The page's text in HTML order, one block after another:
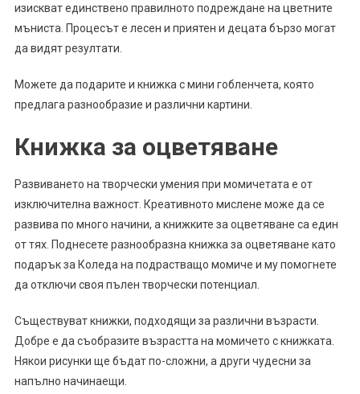
изискват единствено правилното подреждане на цветните
мъниста. Процесът е лесен и приятен и децата бързо могат
да видят резултати.
Можете да подарите и книжка с мини гобленчета, която
предлага разнообразие и различни картини.
Книжка за оцветяване
Развиването на творчески умения при момичетата е от
изключителна важност. Креативното мислене може да се
развива по много начини, а книжките за оцветяване са един
от тях. Поднесете разнообразна книжка за оцветяване като
подарък за Коледа на подрастващо момиче и му помогнете
да отключи своя пълен творчески потенциал.
Съществуват книжки, подходящи за различни възрасти.
Добре е да съобразите възрастта на момичето с книжката.
Някои рисунки ще бъдат по-сложни, а други чудесни за
напълно начинаещи.